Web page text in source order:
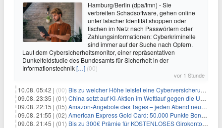
Hamburg/Berlin (dpa/tmn) - Sie
verbreiten Schadsoftware, gehen online
unter falscher Identität shoppen oder
fischen im Netz nach Passwörtern oder
Zahlungsinformationen: Cyberkriminelle
sind immer auf der Suche nach Opfern.
Laut dem Cybersicherheitsmonitor, einer repräsentativen
Dunkelfeldstudie des Bundesamts für Sicherheit in der
Informationstechnik[…] (00)
vor 1 Stunde
10.08. 05:42 | (00) Bis zu welcher Höhe leistet eine Cyberversicherung?
09.08. 23:35 | (01) China setzt auf KI-Aktien im Wettlauf gegen die USA um Chip- und Technologiedominanz
09.08. 22:15 | (05) Amazon-Angebote des Tages – jeden Abend neue Deals zum Stöbern
09.08. 21:55 | (02) American Express Gold Card: 50.000 Punkte Bonus + Metall-Kreditkarte
09.08. 21:45 | (01) Bis zu 300€ Prämie für KOSTENLOSES Girokonto bei der Santander – 50€ schon nach 1 Woche!